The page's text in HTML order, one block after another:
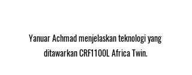
Yanuar Achmad menjelaskan teknologi yang
ditawarkan CRF1100L Africa Twin.